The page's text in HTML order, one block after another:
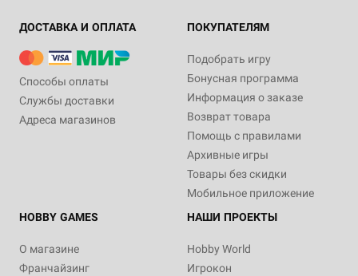
ДОСТАВКА И ОПЛАТА
Способы оплаты
Службы доставки
Адреса магазинов
ПОКУПАТЕЛЯМ
Подобрать игру
Бонусная программа
Информация о заказе
Возврат товара
Помощь с правилами
Архивные игры
Товары без скидки
Мобильное приложение
HOBBY GAMES
О магазине
Франчайзинг
НАШИ ПРОЕКТЫ
Hobby World
Игрокон